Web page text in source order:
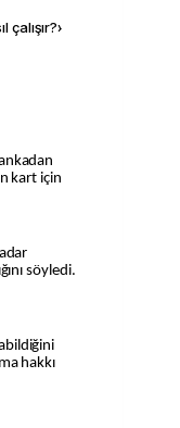
çalışır?›
kart için
söyledi.
hakkı